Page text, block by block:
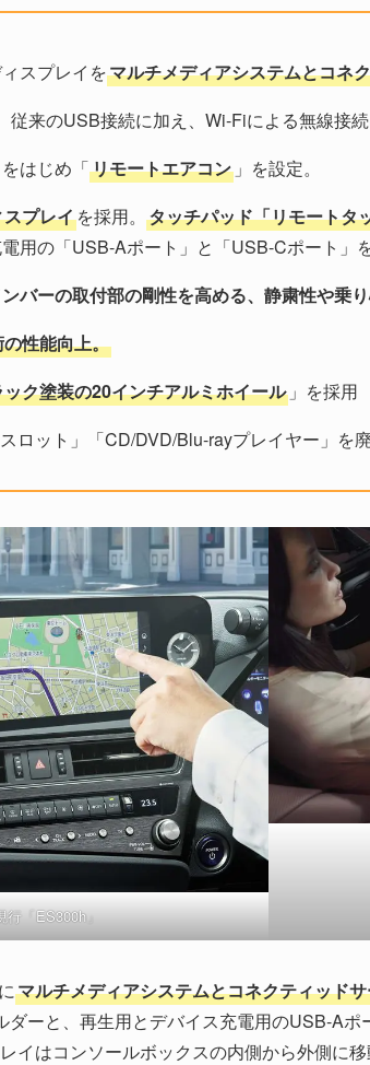
スプレイをマルチメディアシステムとコネ
来のUSB接続に加え、Wi-Fiによる無線接続
をはじめ「リモートエアコン 」を設定。
プレイを採用。 タッチパッド「リモートタ
用の「USB-Aポート」と「USB-Cポート」
バーの取付部の剛性を高める、静粛性や乗
性能向上。
ク塗装の20インチアルミホイール 」を採用
ロット」「CD/DVD/Blu-rayプレイヤー」を廃
行「ES300h」
マルチメディアシステムとコネクティッド
ダーと、再生用とデバイス充電用のUSB-A
イはコンソールボックスの内側から外側に移